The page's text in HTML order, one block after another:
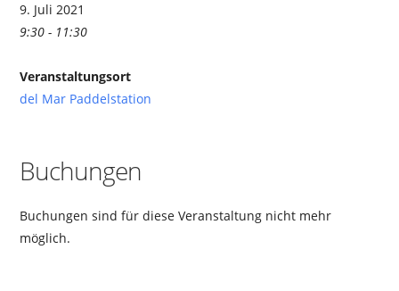
9. Juli 2021
9:30 - 11:30
Veranstaltungsort
del Mar Paddelstation
Buchungen
Buchungen sind für diese Veranstaltung nicht mehr
möglich.